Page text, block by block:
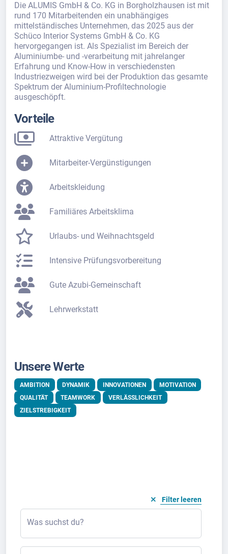
Die ALUMIS GmbH & Co. KG in Borgholzhausen ist mit
rund 170 Mitarbeitenden ein unabhängiges
mittelständisches Unternehmen, das 2025 aus der
Schüco Interior Systems GmbH & Co. KG
hervorgegangen ist. Als Spezialist im Bereich der
Aluminiumbe- und -verarbeitung mit jahrelanger
Erfahrung und Know-How in verschiedensten
Industriezweigen wird bei der Produktion das gesamte
Spektrum der Aluminium-Profiltechnologie
ausgeschöpft.
Vorteile
Attraktive Vergütung
Mitarbeiter-Vergünstigungen
Arbeitskleidung
Familiäres Arbeitsklima
Urlaubs- und Weihnachtsgeld
Intensive Prüfungsvorbereitung
Gute Azubi-Gemeinschaft
Lehrwerkstatt
Unsere Werte
AMBITION DYNAMIK INNOVATIONEN
MOTIVATION
QUALITÄT
TEAMWORK
VERLÄSSLICHKEIT
ZIELSTREBIGKEIT
Filter leeren
Was suchst du?